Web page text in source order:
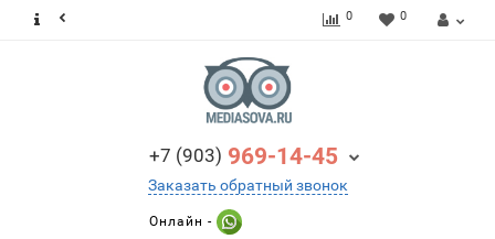
0 0
+7 (903) 969-14-45
Заказать обратный звонок
Онлайн -